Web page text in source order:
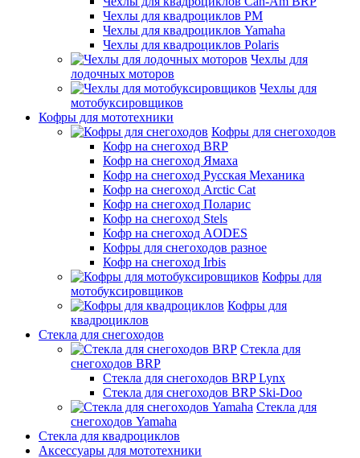
Чехлы для квадроциклов РМ
Чехлы для квадроциклов Yamaha
Чехлы для квадроциклов Polaris
Чехлы для
лодочных моторов
Чехлы для
мотобуксировщиков
Кофры для мототехники
Кофры для снегоходов
Кофр на снегоход BRP
Кофр на снегоход Ямаха
Кофр на снегоход Русская Механика
Кофр на снегоход Arctic Cat
Кофр на снегоход Поларис
Кофр на снегоход Stels
Кофр на снегоход AODES
Кофры для снегоходов разное
Кофр на снегоход Irbis
Кофры для
мотобуксировщиков
Кофры для
квадроциклов
Стекла для снегоходов
Стекла для
снегоходов BRP
Стекла для снегоходов BRP Lynx
Стекла для снегоходов BRP Ski-Doo
Стекла для
снегоходов Yamaha
Стекла для квадроциклов
Аксессуары для мототехники